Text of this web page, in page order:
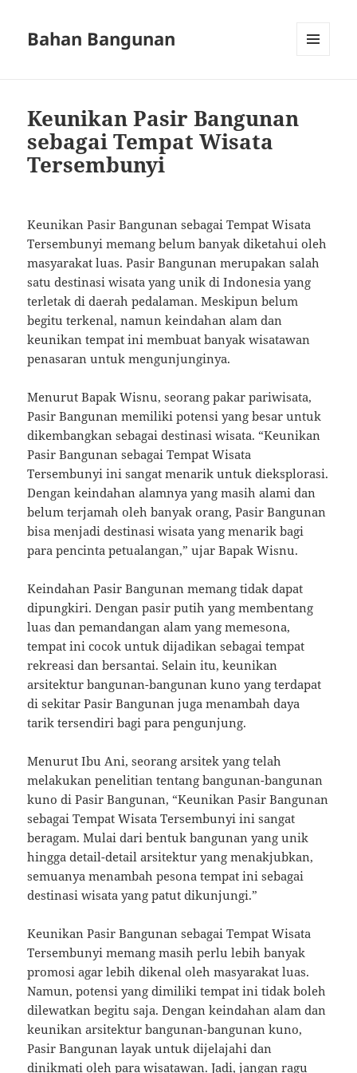
Bahan Bangunan
Keunikan Pasir Bangunan
sebagai Tempat Wisata
Tersembunyi
Keunikan Pasir Bangunan sebagai Tempat Wisata
Tersembunyi memang belum banyak diketahui oleh
masyarakat luas. Pasir Bangunan merupakan salah
satu destinasi wisata yang unik di Indonesia yang
terletak di daerah pedalaman. Meskipun belum
begitu terkenal, namun keindahan alam dan
keunikan tempat ini membuat banyak wisatawan
penasaran untuk mengunjunginya.
Menurut Bapak Wisnu, seorang pakar pariwisata,
Pasir Bangunan memiliki potensi yang besar untuk
dikembangkan sebagai destinasi wisata. “Keunikan
Pasir Bangunan sebagai Tempat Wisata
Tersembunyi ini sangat menarik untuk dieksplorasi.
Dengan keindahan alamnya yang masih alami dan
belum terjamah oleh banyak orang, Pasir Bangunan
bisa menjadi destinasi wisata yang menarik bagi
para pencinta petualangan,” ujar Bapak Wisnu.
Keindahan Pasir Bangunan memang tidak dapat
dipungkiri. Dengan pasir putih yang membentang
luas dan pemandangan alam yang memesona,
tempat ini cocok untuk dijadikan sebagai tempat
rekreasi dan bersantai. Selain itu, keunikan
arsitektur bangunan-bangunan kuno yang terdapat
di sekitar Pasir Bangunan juga menambah daya
tarik tersendiri bagi para pengunjung.
Menurut Ibu Ani, seorang arsitek yang telah
melakukan penelitian tentang bangunan-bangunan
kuno di Pasir Bangunan, “Keunikan Pasir Bangunan
sebagai Tempat Wisata Tersembunyi ini sangat
beragam. Mulai dari bentuk bangunan yang unik
hingga detail-detail arsitektur yang menakjubkan,
semuanya menambah pesona tempat ini sebagai
destinasi wisata yang patut dikunjungi.”
Keunikan Pasir Bangunan sebagai Tempat Wisata
Tersembunyi memang masih perlu lebih banyak
promosi agar lebih dikenal oleh masyarakat luas.
Namun, potensi yang dimiliki tempat ini tidak boleh
dilewatkan begitu saja. Dengan keindahan alam dan
keunikan arsitektur bangunan-bangunan kuno,
Pasir Bangunan layak untuk dijelajahi dan
dinikmati oleh para wisatawan. Jadi, jangan ragu